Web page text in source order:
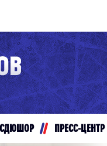
«Восток»
СДЮШОР ПРЕСС-ЦЕНТР